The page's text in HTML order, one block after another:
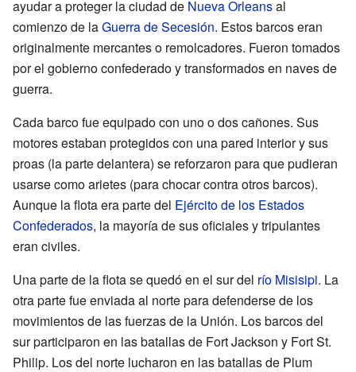
ayudar a proteger la ciudad de Nueva Orleansal
comienzo de laGuerra de Secesión. Estos barcos eran
originalmente mercantes o remolcadores. Fueron tomados
por el gobierno confederado y transformados en naves de
guerra.
Cada barco fue equipado con uno o dos cañones. Sus
motores estaban protegidos con una pared interior y sus
proas (la parte delantera) se reforzaron para que pudieran
usarse como arietes (para chocar contra otros barcos).
Aunque la flota era parte del Ejército de los Estados
Confederados, la mayoría de sus oficiales y tripulantes
eran civiles.
Una parte de la flota se quedó en el sur del río Misisipi. La
otra parte fue enviada al norte para defenderse de los
movimientos de las fuerzas de la Unión. Los barcos del
sur participaron en las batallas de Fort Jackson y Fort St.
Philip. Los del norte lucharon en las batallas de Plum